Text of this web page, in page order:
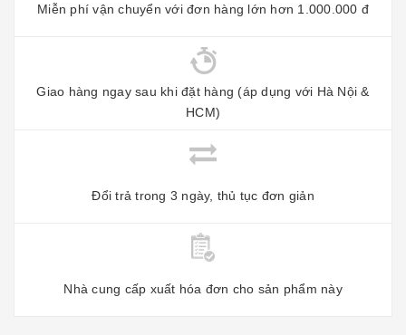
Miễn phí vận chuyển với đơn hàng lớn hơn 1.000.000 đ
Giao hàng ngay sau khi đặt hàng (áp dụng với Hà Nội &
HCM)
Đổi trả trong 3 ngày, thủ tục đơn giản
Nhà cung cấp xuất hóa đơn cho sản phẩm này